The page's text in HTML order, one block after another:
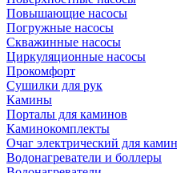
Повышающие насосы
Погружные насосы
Скважинные насосы
Циркуляционные насосы
Прокомфорт
Сушилки для рук
Камины
Порталы для каминов
Каминокомплекты
Очаг электрический для
Водонагреватели и боллеры